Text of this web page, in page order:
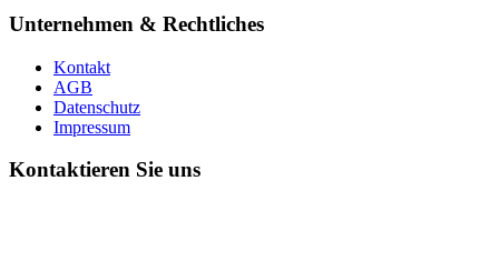
Unternehmen & Rechtliches
Kontakt
AGB
Datenschutz
Impressum
Kontaktieren Sie uns